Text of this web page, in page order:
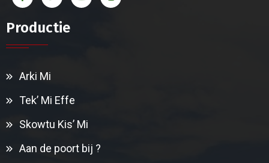
Productie
Arki Mi
Tek’ Mi Effe
Skowtu Kis’ Mi
Aan de poort bij ?